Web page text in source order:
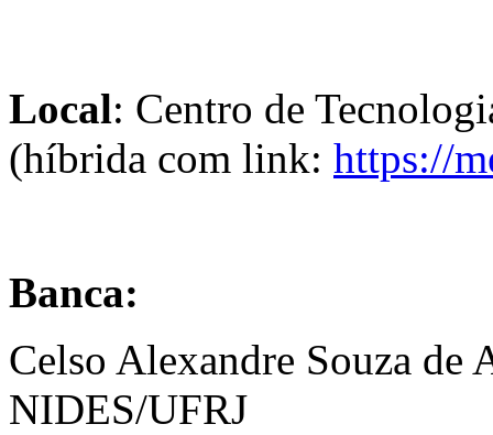
Local: Centro de
(híbrida com link: https://
Banca:
Celso Alexandre Souza de
NIDES/UFRJ